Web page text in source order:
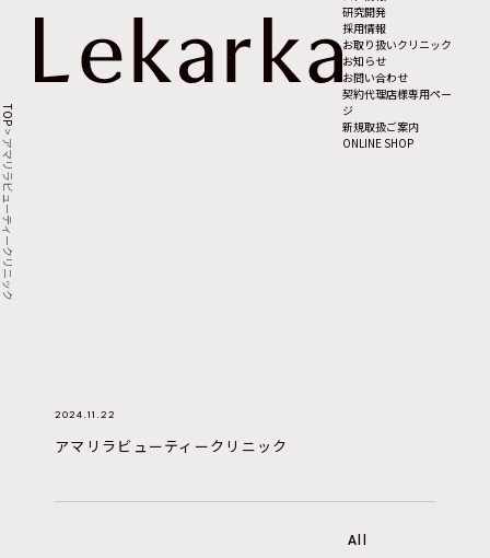
研究開発
採用情報
お取り扱いクリニック
お知らせ
お問い合わせ
契約代理店様専用ペー
ジ
新規取扱ご案内
ONLINE SHOP
TOP
>
アマリラビューティークリニック
2024.11.22
アマリラビューティークリニック
All